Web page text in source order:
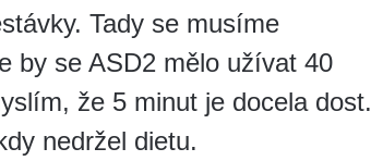
Tady se musíme
by se ASD2 mělo užívat 40
že 5 minut je docela dost.
nedržel dietu.